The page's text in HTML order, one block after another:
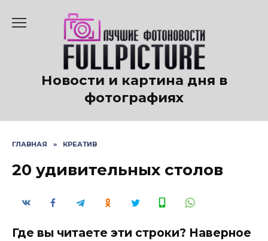
содержанию
Новости и картина дня в
фотографиях
ГЛАВНАЯ » КРЕАТИВ
20 удивительных столов
Где вы читаете эти строки? Наверное